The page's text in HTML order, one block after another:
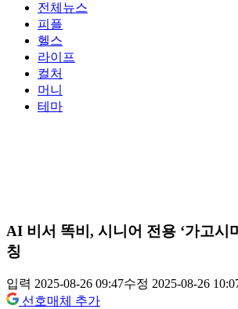
전체뉴스
피플
헬스
라이프
컬처
머니
테마
AI 비서 똑비, 시니어 전용 ‘가고시
칭
입력 2025-08-26 09:47수정 2025-08-26
선호매체 추가